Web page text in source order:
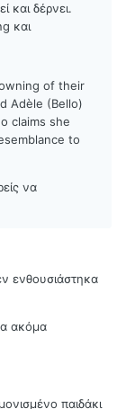
και δέρνει.
και
of their
Adèle (Bello)
claims she
to
να
ενθουσιάστηκα
ακόμα
παιδάκι